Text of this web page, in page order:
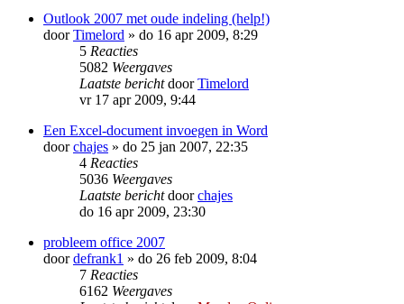
Outlook 2007 met oude indeling (help!)
doorTimelord » do 16 apr 2009, 8:29
5 Reacties
5082 Weergaves
Laatste berichtdoorTimelord
vr 17 apr 2009, 9:44
Een Excel-document invoegen in Word
doorchajes » do 25 jan 2007, 22:35
4 Reacties
5036 Weergaves
Laatste berichtdoorchajes
do 16 apr 2009, 23:30
probleem office 2007
doordefrank1 » do 26 feb 2009, 8:04
7 Reacties
6162 Weergaves